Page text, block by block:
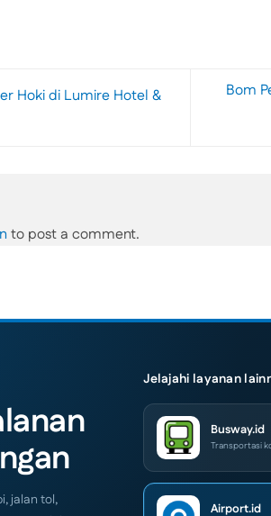
Hoki di Lumire Hotel &
Bom
to post a comment.
jalan tol,
Jelajahi layanan
Busway.id
Transportasi
Airport.id